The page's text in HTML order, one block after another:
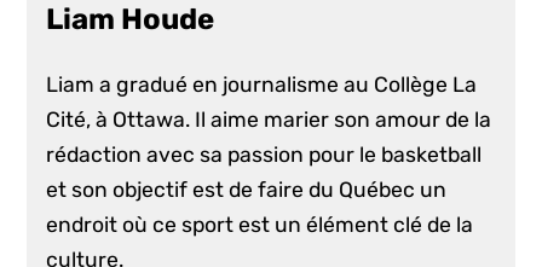
Liam Houde
Liam a gradué en journalisme au Collège La
Cité, à Ottawa. Il aime marier son amour de la
rédaction avec sa passion pour le basketball
et son objectif est de faire du Québec un
endroit où ce sport est un élément clé de la
culture.